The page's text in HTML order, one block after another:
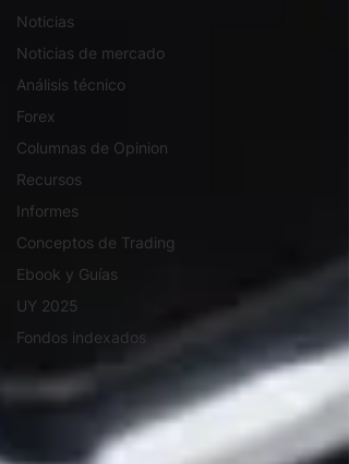
Noticias
Noticias de mercado
Análisis técnico
Forex
Columnas de Opinion
Recursos
Informes
Conceptos de Trading
Ebook y Guías
UY 2025
Fondos indexados